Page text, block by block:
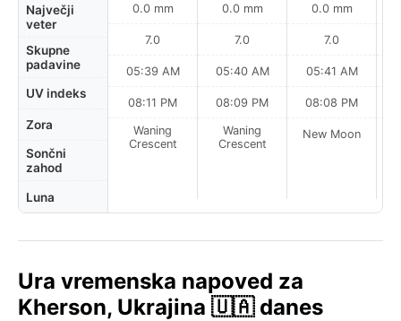
Največji
veter
Skupne
padavine
UV indeks
Zora
Sončni
zahod
Luna
0.0 mm
7.0
05:39 AM
08:11 PM
Waning
Crescent
0.0 mm
7.0
05:40 AM
08:09 PM
Waning
Crescent
0.0 mm
7.0
05:41 AM
08:08 PM
New Moon
Ura vremenska napoved za
Kherson, Ukrajina 🇺🇦 danes